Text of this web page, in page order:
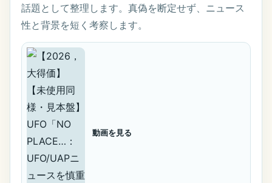
話題として整理します。真偽を断定せず、ニュース
性と背景を短く考察します。
動画を見る